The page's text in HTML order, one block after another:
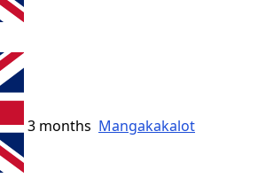
3 months Mangakakalot